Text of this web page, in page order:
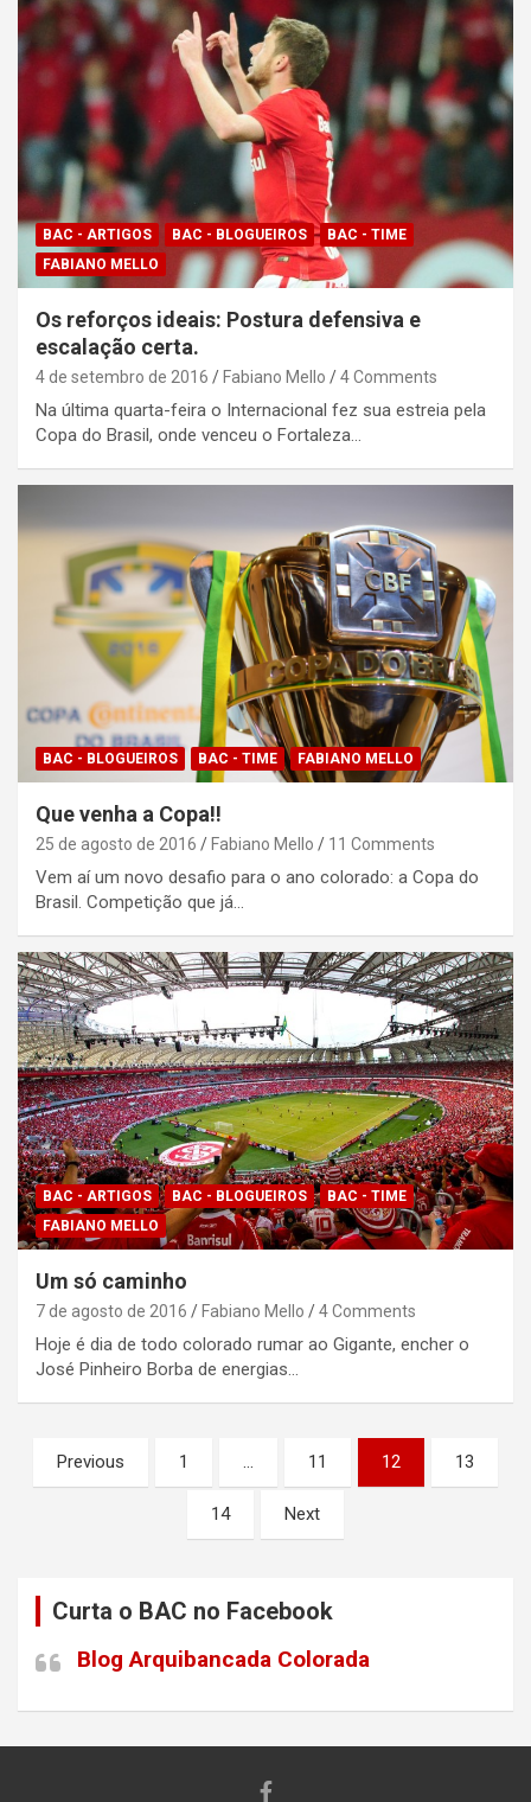
BAC - ARTIGOS BAC - BLOGUEIROS
BAC - TIME
FABIANO MELLO
Os reforços ideais: Postura defensiva e
escalação certa.
4 de setembro de 2016 Fabiano Mello 4 Comments
Na última quarta-feira o Internacional fez sua estreia pela
Copa do Brasil, onde venceu o Fortaleza…
BAC - BLOGUEIROS BAC - TIME FABIANO MELLO
Que venha a Copa!!
25 de agosto de 2016 Fabiano Mello 11 Comments
Vem aí um novo desafio para o ano colorado: a Copa do
Brasil. Competição que já…
BAC - ARTIGOS BAC - BLOGUEIROS
BAC - TIME
FABIANO MELLO
Um só caminho
7 de agosto de 2016 Fabiano Mello 4 Comments
Hoje é dia de todo colorado rumar ao Gigante, encher o
José Pinheiro Borba de energias…
Paginação
de
Previous 1 … 11 12 13
14 Next
Curta o BAC no Facebook
Blog Arquibancada Colorada